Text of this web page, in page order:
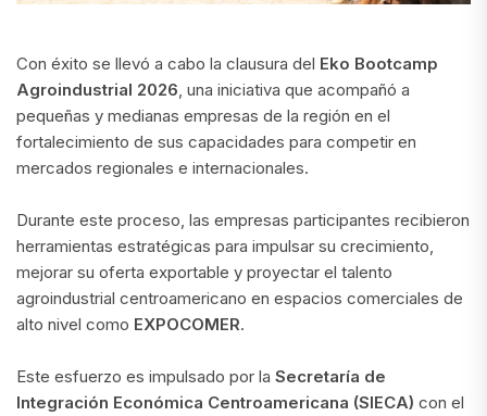
Con éxito se llevó a cabo la clausura del Eko Bootcamp
Agroindustrial 2026 , una iniciativa que acompañó a
pequeñas y medianas empresas de la región en el
fortalecimiento de sus capacidades para competir en
mercados regionales e internacionales.
Durante este proceso, las empresas participantes recibieron
herramientas estratégicas para impulsar su crecimiento,
mejorar su oferta exportable y proyectar el talento
agroindustrial centroamericano en espacios comerciales de
alto nivel como EXPOCOMER.
Este esfuerzo es impulsado por la Secretaría de
Integración Económica Centroamericana (SIECA) con el